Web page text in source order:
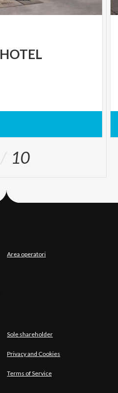
HOTEL
10
Area operatori
Sole shareholder
Privacy and Cookies
Terms of Service